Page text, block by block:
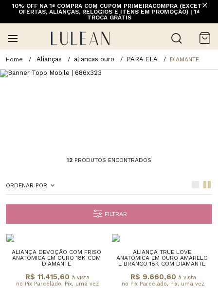
10% OFF NA 1ª COMPRA COM CUPOM PRIMEIRACOMPRA (EXCETO
OFERTAS, ALIANÇAS, RELÓGIOS E ITENS EM PROMOÇÃO) | 1ª
TROCA GRÁTIS
Alianças aliancas ouro PARA ELA DIAMANTE
12 PRODUTOS ENCONTRADOS
ORDENAR POR
FILTRAR
ALIANÇA DEVOÇÃO COM FRISO
ANATÔMICA EM OURO 18K COM
DIAMANTE
R$ 11.415,60 à vista
no Pix Parcelado, Pix, uma vez
ALIANÇA TRUE LOVE
ANATÔMICA EM OURO AMARELO
E BRANCO 18K COM DIAMANTE
R$ 9.660,60 à vista
no Pix Parcelado, Pix, uma vez